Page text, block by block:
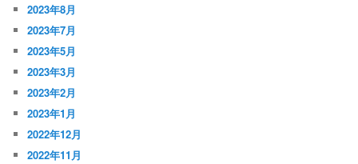
2023年8月
2023年7月
2023年5月
2023年3月
2023年2月
2023年1月
2022年12月
2022年11月